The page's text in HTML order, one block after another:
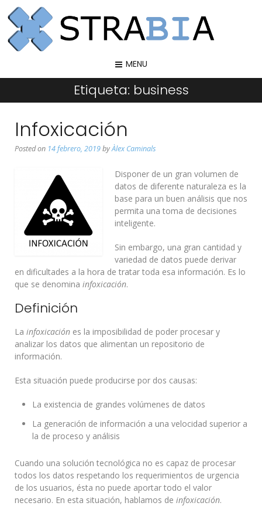
MENU
Etiqueta: business
Infoxicación
Posted on 14 febrero, 2019byÀlex Caminals
Disponer de un gran volumen de
datos de diferente naturaleza es la
base para un buen análisis que nos
permita una toma de decisiones
inteligente.
Sin embargo, una gran cantidad y
variedad de datos puede derivar
en dificultades a la hora de tratar toda esa información. Es lo
que se denomina infoxicación.
Definición
La infoxicación es la imposibilidad de poder procesar y
analizar los datos que alimentan un repositorio de
información.
Esta situación puede producirse por dos causas:
La existencia de grandes volúmenes de datos
La generación de información a una velocidad superior a
la de proceso y análisis
Cuando una solución tecnológica no es capaz de procesar
todos los datos respetando los requerimientos de urgencia
de los usuarios, ésta no puede aportar todo el valor
necesario. En esta situación, hablamos de infoxicación.